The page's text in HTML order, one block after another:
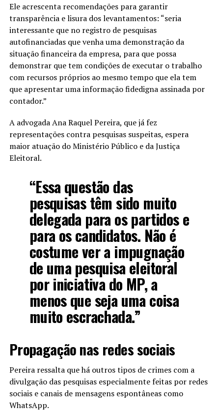
Ele acrescenta recomendações para garantir
transparência e lisura dos levantamentos: “seria
interessante que no registro de pesquisas
autofinanciadas que venha uma demonstração da
situação financeira da empresa, para que possa
demonstrar que tem condições de executar o trabalho
com recursos próprios ao mesmo tempo que ela tem
que apresentar uma informação fidedigna assinada por
contador.”
A advogada Ana Raquel Pereira, que já fez
representações contra pesquisas suspeitas, espera
maior atuação do Ministério Público e da Justiça
Eleitoral.
“Essa questão das
pesquisas têm sido muito
delegada para os partidos e
para os candidatos. Não é
costume ver a impugnação
de uma pesquisa eleitoral
por iniciativa do MP, a
menos que seja uma coisa
muito escrachada.”
Propagação nas redes sociais
Pereira ressalta que há outros tipos de crimes com a
divulgação das pesquisas especialmente feitas por redes
sociais e canais de mensagens espontâneas como
WhatsApp.